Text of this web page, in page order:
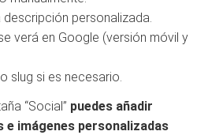
descripción personalizada.
verá en Google (versión móvil y
slug si es necesario.
“Social” puedes añadir
imágenes personalizadas